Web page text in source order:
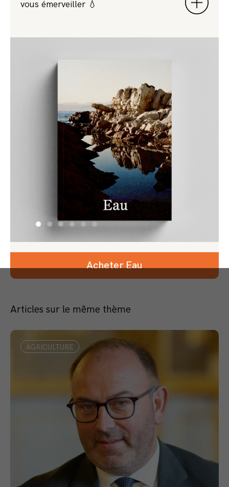
vous émerveiller 💧
Acheter Eau
Articles sur le même thème
AGRICULTURE